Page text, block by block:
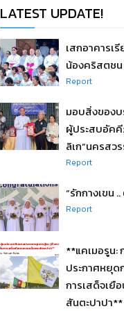
LATEST UPDATE!
เสกอาคารเ
น้องคริสตช
Report
มอบสิ่งของบ
ผู้ประสบอัค
ลิเก”นครสว
Report
“รักกางเขน
Report
**แคเมอรูน:
ประกาศหยุด
การเสด็จเยื
สันตะปาปา**